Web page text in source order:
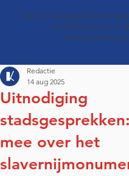
De Korrewegwijk
de Indische buurt
Uitnodiging
mee over het
Redactie
14 aug 2025